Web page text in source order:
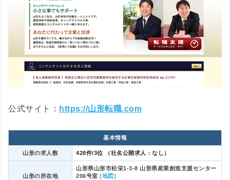
公式サイト： https://山形転職.com
基本情報
山形の求人数 428件/3位 （社名公開求人：なし）
山形の所在地
山形県山形市松栄1-3-8 山形県産業創造支援センター
206号室 [地図]